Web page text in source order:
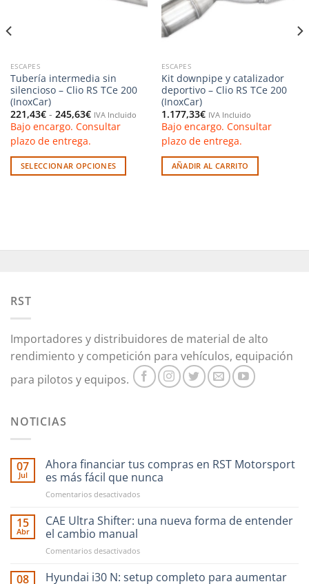
ESCAPES
Tubería intermedia sin
silencioso – Clio RS TCe 200
(InoxCar)
221,43€ - 245,63€Rango
de
precios:
desde
221,43€
hasta
245,63€
IVA Incluido
Bajo encargo. Consultar
plazo de entrega.
SELECCIONAR OPCIONES
Las
pueden
la
página
producto
ESCAPES
Kit downpipe y catalizador
deportivo – Clio RS TCe 200
(InoxCar)
1.177,33€ IVA Incluido
Bajo encargo. Consultar
plazo de entrega.
AÑADIR AL CARRITO
RST
Importadores y distribuidores de material de alto
rendimiento y competición para vehículos, equipación
para pilotos y equipos.
NOTICIAS
07
Jul
Ahora financiar tus compras en RST Motorsport
es más fácil que nunca
Comentarios desactivadosen
financiar
tus
en
Motorsport
15
Abr
CAE Ultra Shifter: una nueva forma de entender
el cambio manual
Comentarios desactivadosen
Ultra
08
Hyundai i30 N: setup completo para aumentar